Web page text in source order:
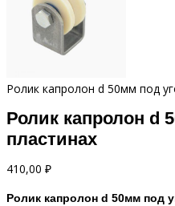
Ролик капролон d 50мм под
Ролик капролон d
пластинах
410,00 ₽
Ролик капролон d 50мм под